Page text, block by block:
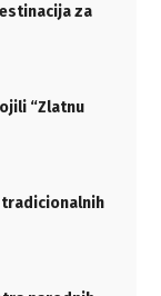
za
“Zlatnu
tradicionalnih